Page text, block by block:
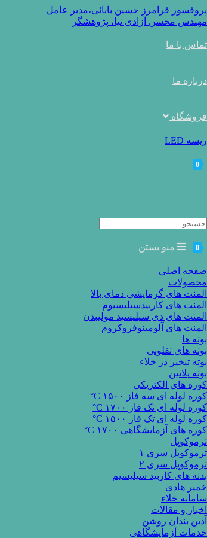
پروفسور فرامرز حسین بابائی،مدیر عامل
مهندس محسن آزادی نیا، پژوهشگر
تماس با ما
درباره ما
فروشگاه
ریسه LED
0
Search
0 منو بستن
صفحه اصلی
محصولات
المنت های گرمایشی دمای بالا
المنت های کاربیدسیلیسیوم
المنت های دی سیلیسید مولیبدن
المنت های آلومینوفروکروم
بوته ها
بوته های تفلونی
بوته تبخیر در خلاء
بوته پلاتین
کوره های الکتریکی
کوره لوله ای سه فاز ۱۵۰۰ C°
کوره لوله ای تک فاز ۱۷۰۰ C°
کوره لوله ای تک فاز ۱۵۰۰ C°
کوره های آزمایشگاهی ۱۷۰۰ C°
ترموکوپل
ترموکوپل سری ۱
ترموکوپل سری ۲
بدنه های کاربید سیلیسیم
خمیر هادی
سامانه خلاء
اخبار و مقالات
آذین بندان روشن
خدمات آزمایشگاهی